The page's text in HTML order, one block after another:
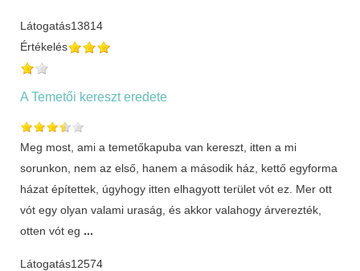
Látogatás13814
Értékelés
A Temetői kereszt eredete
Meg most, ami a temetőkapuba van kereszt, itten a mi
sorunkon, nem az első, hanem a második ház, kettő egyforma
házat építettek, úgyhogy itten elhagyott terület vót ez. Mer ott
vót egy olyan valami uraság, és akkor valahogy árverezték,
otten vót eg ...
Látogatás12574